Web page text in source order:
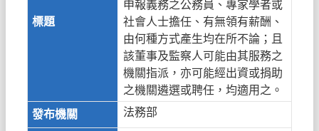
申報義務之公務員、專家學者或
社會人士擔任、有無領有薪酬、
由何種方式產生均在所不論；且
該董事及監察人可能由其服務之
機關指派，亦可能經出資或捐助
之機關遴選或聘任，均適用之。
法務部